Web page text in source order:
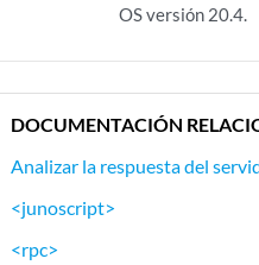
OS versión 20.4.
DOCUMENTACIÓN
Analizar la respuesta del
<junoscript>
<rpc>